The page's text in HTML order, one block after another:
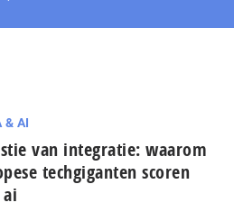
& AI
van integratie: waarom
techgiganten scoren